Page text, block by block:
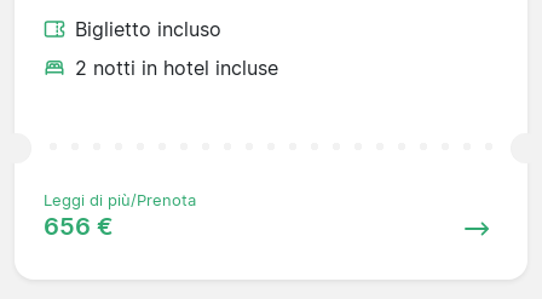
Biglietto incluso
2 notti in hotel incluse
Leggi di più/Prenota
656 €